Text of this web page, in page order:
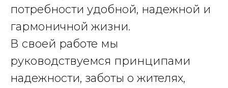
потребности удобной, надежной и
гармоничной жизни.
В своей работе мы
руководствуемся принципами
надежности, заботы о жителях,